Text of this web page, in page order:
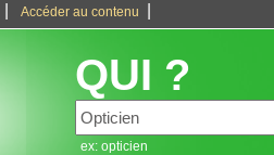
Accéder au contenu
QUI ?
ex: opticien